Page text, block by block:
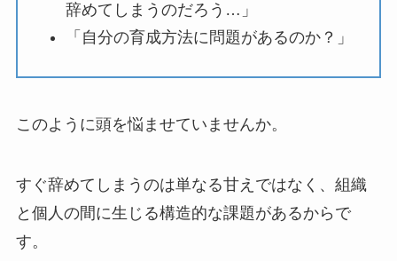
辞めてしまうのだろう…」
「自分の育成方法に問題があるのか？」
このように頭を悩ませていませんか。
すぐ辞めてしまうのは単なる甘えではなく、組織
と個人の間に生じる構造的な課題があるからで
す。